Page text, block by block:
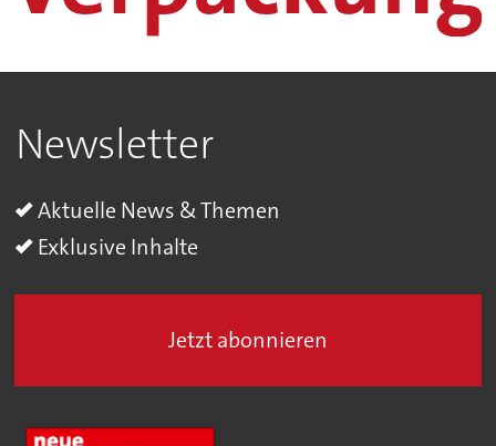
Newsletter
Aktuelle News & Themen
Exklusive Inhalte
Jetzt abonnieren